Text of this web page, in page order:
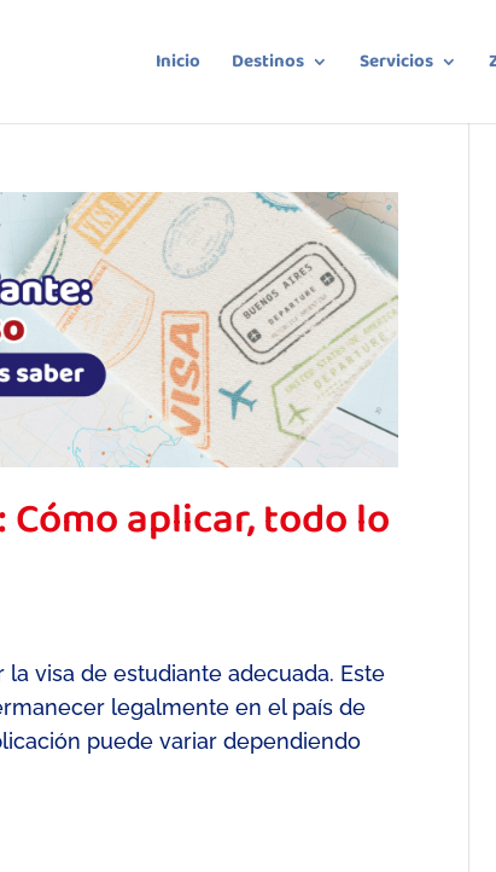
Inicio Destinos Servicios
aplicar, todo lo
visa de estudiante adecuada. Este
legalmente en el país de
puede variar dependiendo